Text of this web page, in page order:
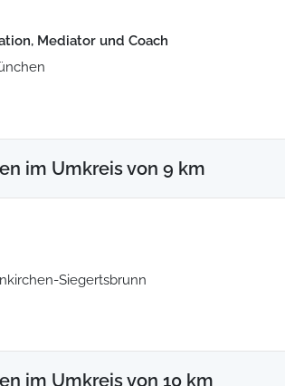
Mediator und Coach
im Umkreis von 9 km
Siegertsbrunn
im Umkreis von 10 km